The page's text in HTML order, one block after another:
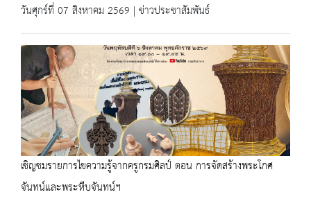
วันศุกร์ที่ 07 สิงหาคม 2569 | ข่าวประชาสัมพันธ์
เชิญชมรายการไขความรู้จากครูกรมศิลป์ ตอน การจัดสร้างพระโกศ
จันทน์และพระหีบจันทน์ฯ